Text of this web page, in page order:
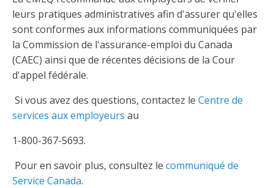
Lois et conseils
Travaux bénévoles d'électricité
Inondations
Sinistre
Lois et règlements
Petites annonces
Publications
Partenariats
Avantages et privilèges pour les membres
d'investissement CORMEL | SÉCURE
une
nouvelle
fenêtre
Abonnement – E2Q, FLASH INFO et autres
Dispensateurs de formations
Dispensateurs de formations
Demande de validation d’un dispensateur
Demande de reconnaissance d’une formation
leurs pratiques administratives afin d'assurer qu'elles
sont conformes aux informations communiquées par
la Commission de l'assurance-emploi du Canada
(CAEC) ainsi que de récentes décisions de la Cour
d'appel fédérale.
Si vous avez des questions, contactez le Centre de
services aux employeurs au
1-800-367-5693.
Pour en savoir plus, consultez le communiqué de
Service Canada.